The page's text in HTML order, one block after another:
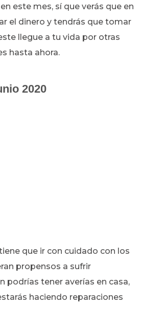
este mes, sí que verás que en
el dinero y tendrás que tomar
llegue a tu vida por otras
hasta ahora.
2020
que ir con cuidado con los
propensos a sufrir
podrías tener averías en casa,
haciendo reparaciones